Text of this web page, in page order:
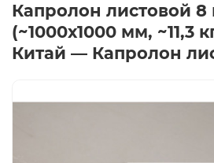
Капролон листовой
(~1000х1000 мм, ~11,3
Китай — Капролон